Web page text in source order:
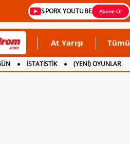
SPORX YOUTUBE Abone Ol
At Yarışı Tümü
İSTATİSTİK
(YENİ) OYUNLAR